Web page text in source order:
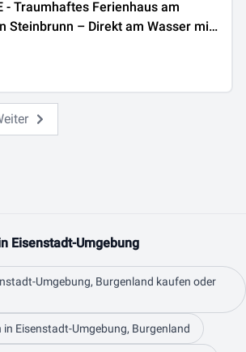
- Traumhaftes Ferienhaus am
Steinbrunn – Direkt am Wasser mit
& Zusatzgrundstück
Eisenstadt-Umgebung
Umgebung, Burgenland kaufen oder
in Eisenstadt-Umgebung, Burgenland